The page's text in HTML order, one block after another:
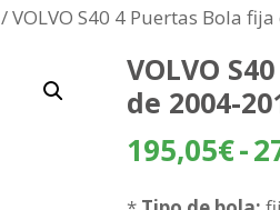
/ VOLVO S40 4 Puertas Bola
VOLVO
de 2004-
195,05€-